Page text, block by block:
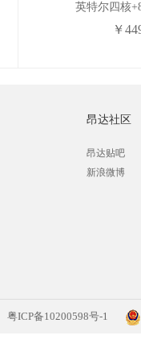
英特尔四核
￥
昂达社区
昂达贴吧
新浪微博
粤ICP备10200598号-1